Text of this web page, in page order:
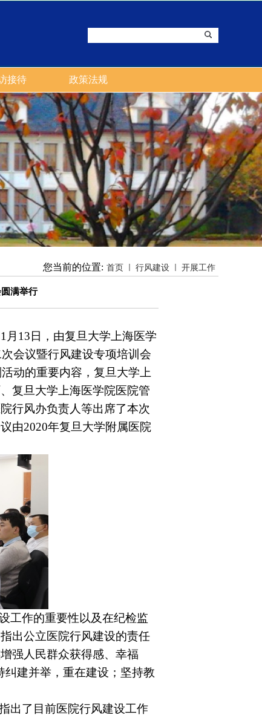
接待 政策法规
您当前的位置: 首页 行风建设 开展工作
满举行
1 月 13日，由复旦大学上海医学
会议暨行风建设专项培训会
动的重要内容，复旦大学上
复旦大学上海医学院医院管
行风办负责人等出席了本次
由2020年复旦大学附属医院
工作的重要性以及在纪检监
出公立医院行风建设的责任
强人民群众获得感、幸福
建并举，重在建设；坚持教
出了目前医院行风建设工作